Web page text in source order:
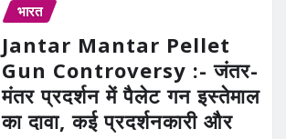
भारत
Jantar Mantar Pellet
Gun Controversy :- जंतर-
मंतर प्रदर्शन में पैलेट गन इस्तेमाल
का दावा, कई प्रदर्शनकारी और